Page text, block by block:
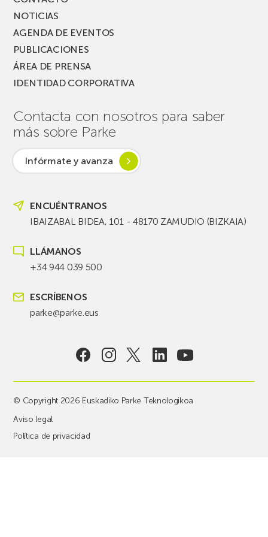
NOTICIAS
AGENDA DE EVENTOS
PUBLICACIONES
ÁREA DE PRENSA
IDENTIDAD CORPORATIVA
Contacta con nosotros para saber
más sobre Parke
Infórmate y avanza
ENCUÉNTRANOS
IBAIZABAL BIDEA, 101 - 48170 ZAMUDIO (BIZKAIA)
LLÁMANOS
+34 944 039 500
ESCRÍBENOS
parke@parke.eus
© Copyright 2026 Euskadiko Parke Teknologikoa
Aviso legal
Política de privacidad